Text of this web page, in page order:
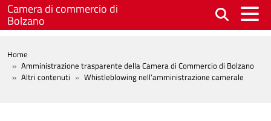
Salta al contenuto principale
Camera di commercio di
Bolzano
BREADCRUMB
Home
Amministrazione trasparente della Camera di Commercio di Bolzano
Altri contenuti
Whistleblowing nell’amministrazione camerale